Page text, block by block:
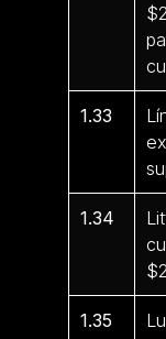
1.33
1.34
1.35